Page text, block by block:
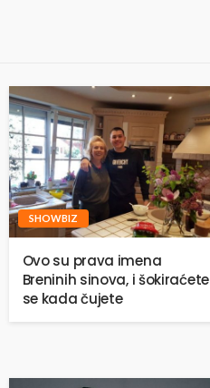
SHOWBIZ
Ovo su prava imena
Breninih sinova, i šokiraćete
se kada čujete